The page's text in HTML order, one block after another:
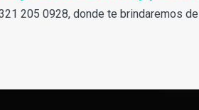
205 0928, donde te brindaremos